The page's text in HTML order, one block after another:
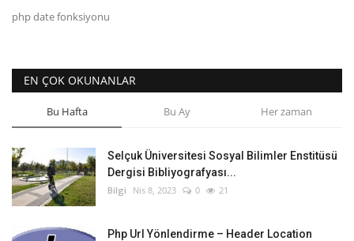
Veritabanı
php date fonksiyonu
EN ÇOK OKUNANLAR
Bu Hafta Bu Ay Her zaman
Selçuk Üniversitesi Sosyal Bilimler Enstitüsü
Dergisi Bibliyografyası...
Bilgi Nis 8, 2023 0 21
Php Url Yönlendirme – Header Location